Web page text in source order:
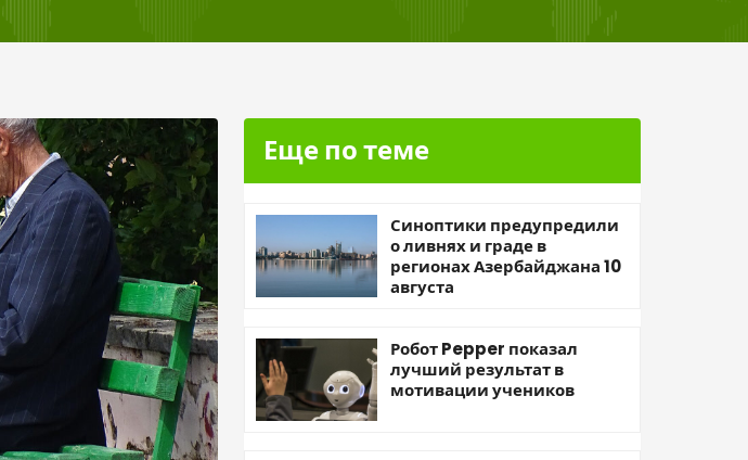
Еще по теме
Синоптики предупредили
о ливнях и граде в
регионах Азербайджана 10
августа
Робот Pepper показал
лучший результат в
мотивации учеников